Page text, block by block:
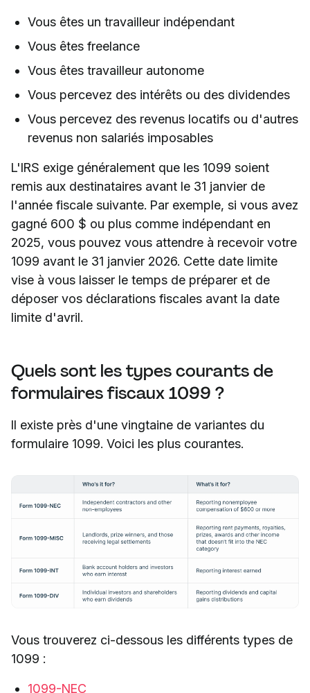
Vous êtes un travailleur indépendant
Vous êtes freelance
Vous êtes travailleur autonome
Vous percevez des intérêts ou des dividendes
Vous percevez des revenus locatifs ou d'autres
revenus non salariés imposables
L'IRS exige généralement que les 1099 soient
remis aux destinataires avant le 31 janvier de
l'année fiscale suivante. Par exemple, si vous avez
gagné 600 $ ou plus comme indépendant en
2025, vous pouvez vous attendre à recevoir votre
1099 avant le 31 janvier 2026. Cette date limite
vise à vous laisser le temps de préparer et de
déposer vos déclarations fiscales avant la date
limite d'avril.
Quels sont les types courants de
formulaires fiscaux 1099 ?
Il existe près d'une vingtaine de variantes du
formulaire 1099. Voici les plus courantes.
Vous trouverez ci-dessous les différents types de
1099 :
1099-NEC